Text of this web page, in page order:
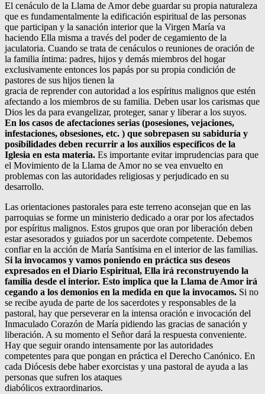
El cenáculo de la Llama de Amor debe guardar su propia naturaleza
que es fundamentalmente la edificación espiritual de las personas
que participan y la sanación interior que la Virgen María va
haciendo Ella misma a través del poder de cegamiento de la
jaculatoria. Cuando se trata de cenáculos o reuniones de oración de
la familia íntima: padres, hijos y demás miembros del hogar
exclusivamente entonces los papás por su propia condición de
pastores de sus hijos tienen la
gracia de reprender con autoridad a los espíritus malignos que estén
afectando a los miembros de su familia. Deben usar los carismas que
Dios les da para evangelizar, proteger, sanar y liberar a los suyos.
En los casos de afectaciones serias (posesiones, vejaciones,
infestaciones, obsesiones, etc. ) que sobrepasen su sabiduría y
posibilidades deben recurrir a los auxilios específicos de la
Iglesia en esta materia. Es importante evitar imprudencias para que
el Movimiento de la Llama de Amor no se vea envuelto en
problemas con las autoridades religiosas y perjudicado en su
desarrollo.
Las orientaciones pastorales para este terreno aconsejan que en las
parroquias se forme un ministerio dedicado a orar por los afectados
por espíritus malignos. Estos grupos que oran por liberación deben
estar asesorados y guiados por un sacerdote competente. Debemos
confiar en la acción de María Santísima en el interior de las familias.
Si la invocamos y vamos poniendo en práctica sus deseos
expresados en el Diario Espiritual, Ella irá reconstruyendo la
familia desde el interior. Esto implica que la Llama de Amor irá
cegando a los demonios en la medida en que la invocamos. Si no
se recibe ayuda de parte de los sacerdotes y responsables de la
pastoral, hay que perseverar en la intensa oración e invocación del
Inmaculado Corazón de María pidiendo las gracias de sanación y
liberación. A su momento el Señor dará la respuesta conveniente.
Hay que seguir orando intensamente por las autoridades
competentes para que pongan en práctica el Derecho Canónico. En
cada Diócesis debe haber exorcistas y una pastoral de ayuda a las
personas que sufren los ataques
diabólicos extraordinarios.